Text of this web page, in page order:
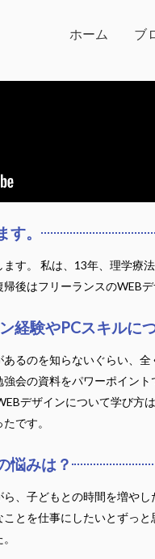
ホーム ブ
。
す。 私は、13年、理学療
後はフリーランスのWEBデ
経験やPCスキルに
るのを知らないぐらい、
会の資料をパワーポイン
デザインについて学び
です。
悩みは？
、子どもとの時間を増や
とを仕事にしたいとずっ